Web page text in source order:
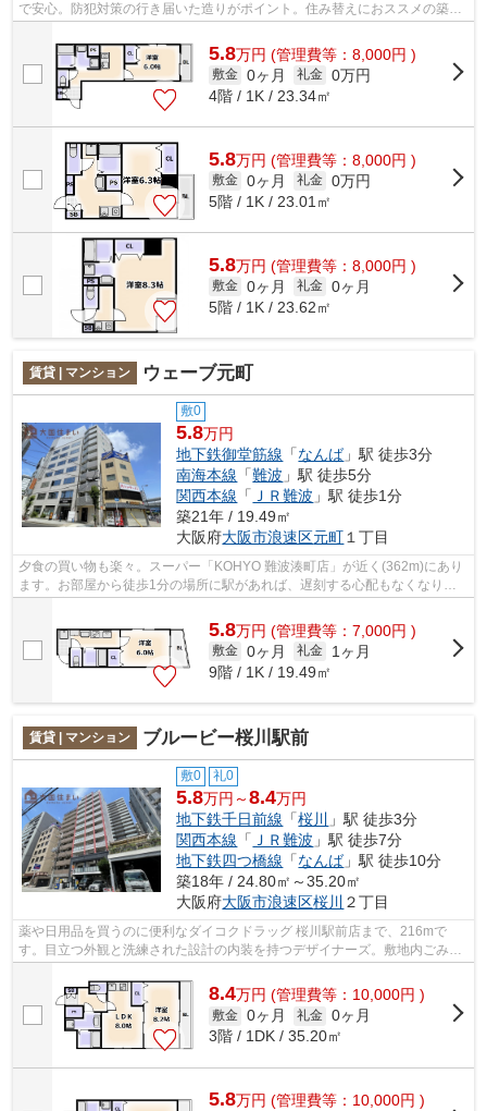
で安心。防犯対策の行き届いた造りがポイント。住み替えにおススメの築浅
5.8万円 (管理費等：8,000円 )
敷金 0ヶ月 礼金 0万円
4階 / 1K / 23.34㎡
5.8万円 (管理費等：8,000円 )
敷金 0ヶ月 礼金 0万円
5階 / 1K / 23.01㎡
5.8万円 (管理費等：8,000円 )
敷金 0ヶ月 礼金 0ヶ月
5階 / 1K / 23.62㎡
賃貸 | マンション ウェーブ元町
敷0
5.8万円
地下鉄御堂筋線 「なんば」駅 徒歩3分
南海本線 「難波 」駅 徒歩5分
関西本線 「 ＪＲ難波 」駅 徒歩1分
築21年 / 19.49㎡
大阪府大阪市浪速区元町 １丁目
夕食の買い物も楽々。スーパー「KOHYO 難波湊町店」が近く(362m)にあり
ます。お部屋から徒歩1分の場所に駅があれば、遅刻する心配もなくなりま
5.8万円 (管理費等：7,000円 )
敷金 0ヶ月 礼金
1ヶ月
9階 / 1K / 19.49㎡
賃貸 | マンション ブルービー桜川駅前
敷0 礼0
5.8万円～8.4万円
地下鉄千日前線 「桜川
」駅 徒歩3分
関西本線 「 ＪＲ難波 」駅 徒歩7分
地下鉄四つ橋線 「なんば」駅 徒歩10分
築18年 / 24.80㎡～35.20㎡
大阪府大阪市浪速区桜川 ２丁目
薬や日用品を買うのに便利なダイコクドラッグ 桜川駅前店まで、216mで
す。目立つ外観と洗練された設計の内装を持つデザイナーズ。敷地内ごみ置
き場があるのでゴミの持ち運びの負担を少...
8.4万円 (管理費等：10,000円 )
敷金 0ヶ月 礼金 0ヶ月
3階 / 1DK / 35.20㎡
5.8万円 (管理費等：10,000円 )